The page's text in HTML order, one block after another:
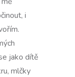
i
jako dítě
mlčky